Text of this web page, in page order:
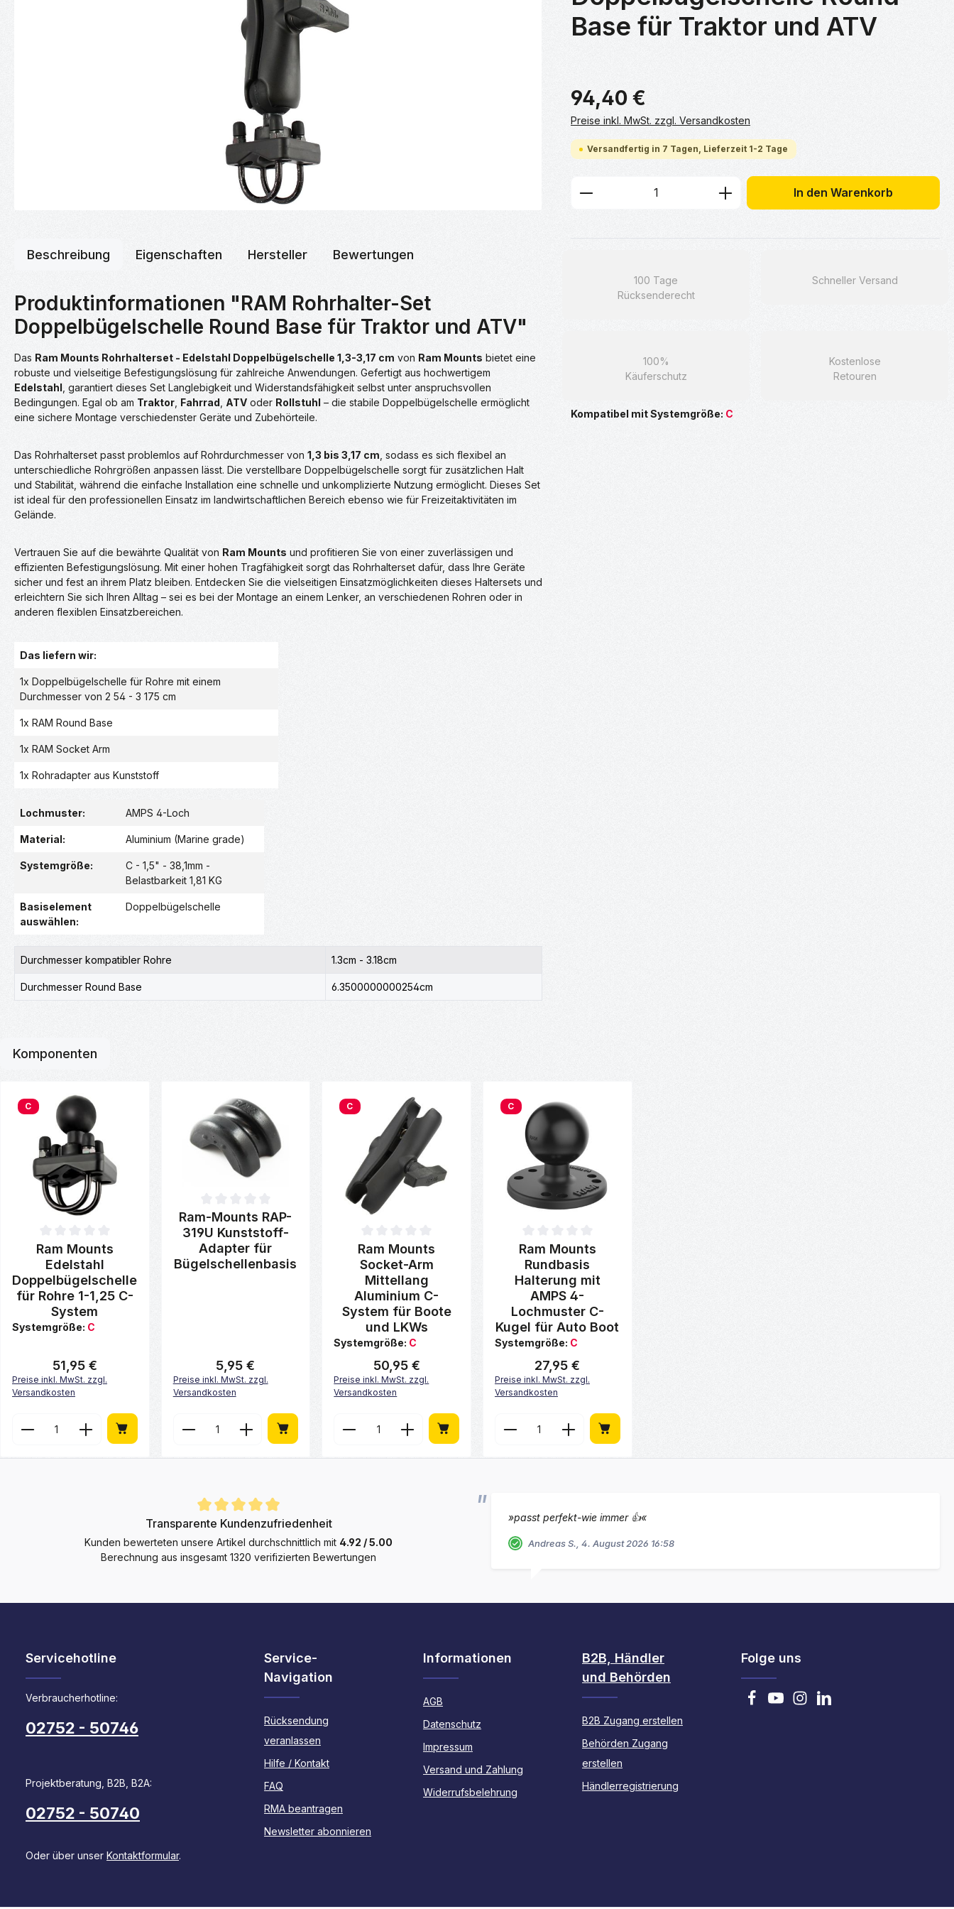
Base für Traktor und ATV
94,40 €
Preise inkl. MwSt. zzgl. Versandkosten
Versandfertig in 7 Tagen, Lieferzeit 1-2 Tage
Produkt Anzahl: Gib den gewünschten Wert
In den Warenkorb
100 Tage
Rücksenderecht
Schneller Versand
100%
Käuferschutz
Kostenlose
Retouren
Kompatibel mit Systemgröße: C
Beschreibung Eigenschaften Hersteller Bewertungen
Produktinformationen "RAM Rohrhalter-Set
Doppelbügelschelle Round Base für Traktor und ATV"
Das Ram Mounts Rohrhalterset - Edelstahl Doppelbügelschelle 1,3-3,17 cm von Ram Mounts bietet eine
robuste und vielseitige Befestigungslösung für zahlreiche Anwendungen. Gefertigt aus hochwertigem
Edelstahl , garantiert dieses Set Langlebigkeit und Widerstandsfähigkeit selbst unter anspruchsvollen
Bedingungen. Egal ob am Traktor Fahrrad ATV oder Rollstuhl – die stabile Doppelbügelschelle ermöglicht
eine sichere Montage verschiedenster Geräte und Zubehörteile.
Das Rohrhalterset passt problemlos auf Rohrdurchmesser von 1,3 bis 3,17 cm , sodass es sich flexibel an
unterschiedliche Rohrgrößen anpassen lässt. Die verstellbare Doppelbügelschelle sorgt für zusätzlichen Halt
und Stabilität, während die einfache Installation eine schnelle und unkomplizierte Nutzung ermöglicht. Dieses Set
ist ideal für den professionellen Einsatz im landwirtschaftlichen Bereich ebenso wie für Freizeitaktivitäten im
Gelände.
Vertrauen Sie auf die bewährte Qualität von Ram Mounts und profitieren Sie von einer zuverlässigen und
effizienten Befestigungslösung. Mit einer hohen Tragfähigkeit sorgt das Rohrhalterset dafür, dass Ihre Geräte
sicher und fest an ihrem Platz bleiben. Entdecken Sie die vielseitigen Einsatzmöglichkeiten dieses Haltersets und
erleichtern Sie sich Ihren Alltag – sei es bei der Montage an einem Lenker, an verschiedenen Rohren oder in
anderen flexiblen Einsatzbereichen.
Das liefern wir:
1x Doppelbügelschelle für Rohre mit einem
Durchmesser von 2 54 - 3 175 cm
1x RAM Round Base
1x RAM Socket Arm
1x Rohradapter aus Kunststoff
Lochmuster: AMPS 4-Loch
Material: Aluminium (Marine grade)
Systemgröße:
C - 1,5" - 38,1mm -
Belastbarkeit 1,81 KG
Basiselement
auswählen:
Doppelbügelschelle
Durchmesser kompatibler Rohre 1.3cm - 3.18cm
Durchmesser Round Base 6.3500000000254cm
Komponenten
C
Durchschnittliche Bewertung von 0 von 5 Sternen
Ram Mounts
Edelstahl
Doppelbügelschelle
für Rohre 1-1,25 C-
System
Systemgröße: C
Regulärer Preis:
51,95 €
Preise inkl. MwSt. zzgl.
Versandkosten
Produkt Anzahl: Gib den gewünschten Wert ein oder benutze die Schaltflächen um die Anzahl zu erhöhen oder zu
Durchschnittliche Bewertung von 0 von 5 Sternen
Ram-Mounts RAP-
319U Kunststoff-
Adapter für
Bügelschellenbasis
Regulärer Preis:
5,95 €
Preise inkl. MwSt. zzgl.
Versandkosten
Produkt Anzahl: Gib den gewünschten Wert ein oder benutze die Schaltflächen um die Anzahl
C
Durchschnittliche Bewertung von 0 von 5 Sternen
Ram Mounts
Socket-Arm
Mittellang
Aluminium C-
System für Boote
und LKWs
Systemgröße: C
Regulärer Preis:
50,95 €
Preise inkl. MwSt. zzgl.
Versandkosten
Produkt Anzahl: Gib den gewünschten Wert ein oder benutze die
C
Durchschnittliche Bewertung von 0 von 5 Sternen
Ram Mounts
Rundbasis
Halterung mit
AMPS 4-
Lochmuster C-
Kugel für Auto Boot
Systemgröße: C
Regulärer Preis:
27,95 €
Preise inkl. MwSt. zzgl.
Versandkosten
Produkt Anzahl: Gib den gewünschten Wert ein oder
Durchschnittliche Bewertung von 4.9 von 5 Sternen
Transparente Kundenzufriedenheit
Kunden bewerteten unsere Artikel durchschnittlich mit 4.92 / 5.00
Berechnung aus insgesamt 1320 verifizierten Bewertungen
»passt perfekt-wie immer 👍«
Andreas S., 4. August 2026 16:58
Servicehotline
Verbraucherhotline:
02752 - 50746
Projektberatung, B2B, B2A:
02752 - 50740
Oder über unser Kontaktformular.
Service-
Navigation
Rücksendung
veranlassen
Hilfe / Kontakt
FAQ
RMA beantragen
Newsletter abonnieren
Informationen
AGB
Datenschutz
Impressum
Versand und Zahlung
Widerrufsbelehrung
B2B, Händler
und Behörden
B2B Zugang erstellen
Behörden Zugang
erstellen
Händlerregistrierung
Folge uns